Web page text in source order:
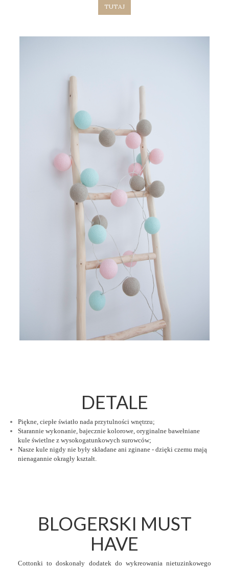
TUTAJ
DETALE
Piękne, ciepłe światło nada przytulności wnętrzu;
Starannie wykonanie, bajecznie kolorowe, oryginalne bawełniane
kule świetlne z wysokogatunkowych surowców;
Nasze kule nigdy nie były składane ani zginane - dzięki czemu mają
nienagannie okragły kształt.
BLOGERSKI MUST
HAVE
Cottonki to doskonały dodatek do wykreowania nietuzinkowego